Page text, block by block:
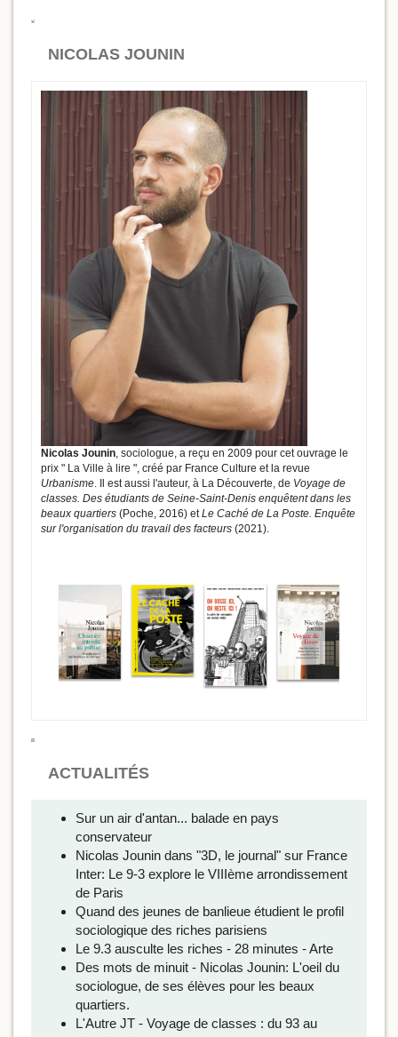
NICOLAS JOUNIN
Nicolas Jounin , sociologue, a reçu en 2009 pour cet ouvrage le
prix " La Ville à lire ", créé par France Culture et la revue
Urbanisme . Il est aussi l'auteur, à La Découverte, de Voyage de
classes. Des étudiants de Seine-Saint-Denis enquêtent dans les
beaux quartiers (Poche, 2016) etLe Caché de La Poste. Enquête
sur l'organisation du travail des facteurs (2021).
ACTUALITÉS
Sur un air d'antan... balade en pays
conservateur
Nicolas Jounin dans "3D, le journal" sur France
Inter: Le 9-3 explore le VIIIème arrondissement
de Paris
Quand des jeunes de banlieue étudient le profil
sociologique des riches parisiens
Le 9.3 ausculte les riches - 28 minutes - Arte
Des mots de minuit - Nicolas Jounin: L'oeil du
sociologue, de ses élèves pour les beaux
quartiers.
L'Autre JT - Voyage de classes : du 93 au